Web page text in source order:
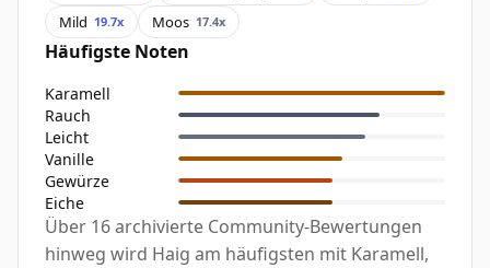
Mild 19.7x Moos 17.4x
Häufigste Noten
Karamell
Rauch
Leicht
Vanille
Gewürze
Eiche
Über 16 archivierte Community-Bewertungen
hinweg wird Haig am häufigsten mit Karamell,